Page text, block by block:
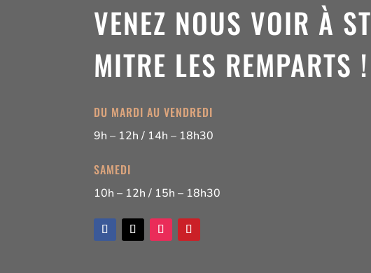
VENEZ NOUS VOIR À ST
MITRE LES REMPARTS !
DU MARDI AU VENDREDI
9h – 12h / 14h – 18h30
SAMEDI
10h – 12h / 15h – 18h30